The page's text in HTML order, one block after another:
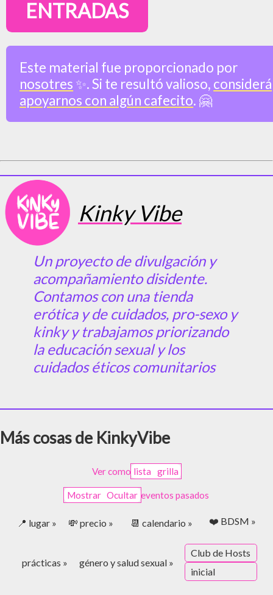
ENTRADAS
Este material fue proporcionado por
nosotres ✨. Si te resultó valioso, considerá
apoyarnos con algún cafecito. 🤗
Kinky Vibe
Un proyecto de divulgación y
acompañamiento disidente.
Contamos con una tienda
erótica y de cuidados, pro-sexo y
kinky y trabajamos priorizando
la educación sexual y los
cuidados éticos comunitarios
Más cosas de KinkyVibe
Ver como lista grilla
Mostrar Ocultar eventos pasados
📍 lugar » 💸 precio » 📆 calendario » ❤️ BDSM »
prácticas » género y salud sexual »
Club de Hosts
inicial